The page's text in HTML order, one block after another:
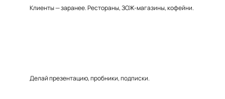
Клиенты — заранее. Рестораны, ЗОЖ-магазины, кофейни.
Делай презентацию, пробники, подписки.